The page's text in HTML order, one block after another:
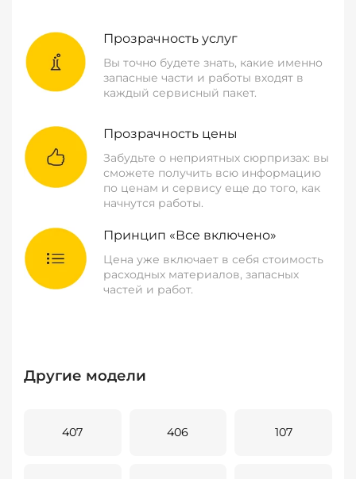
Прозрачность услуг
Вы точно будете знать, какие именно
запасные части и работы входят в
каждый сервисный пакет.
Прозрачность цены
Забудьте о неприятных сюрпризах: вы
сможете получить всю информацию
по ценам и сервису еще до того, как
начнутся работы.
Принцип «Все включено»
Цена уже включает в себя стоимость
расходных материалов, запасных
частей и работ.
Другие модели
407 406 107